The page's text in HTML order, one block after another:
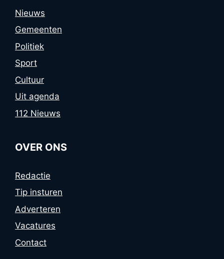
Nieuws
Gemeenten
Politiek
Sport
Cultuur
Uit agenda
112 Nieuws
OVER ONS
Redactie
Tip insturen
Adverteren
Vacatures
Contact